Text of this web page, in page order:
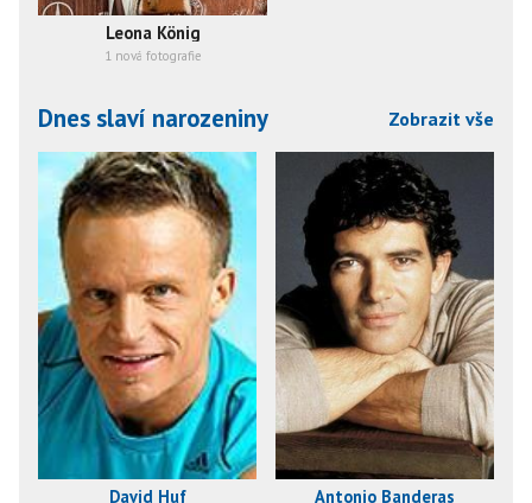
Leona König
1 nová fotografie
Dnes slaví narozeniny Zobrazit vše
David Huf Antonio Banderas